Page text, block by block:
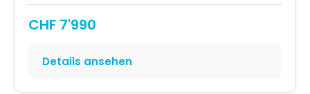
CHF 7'990
Details ansehen